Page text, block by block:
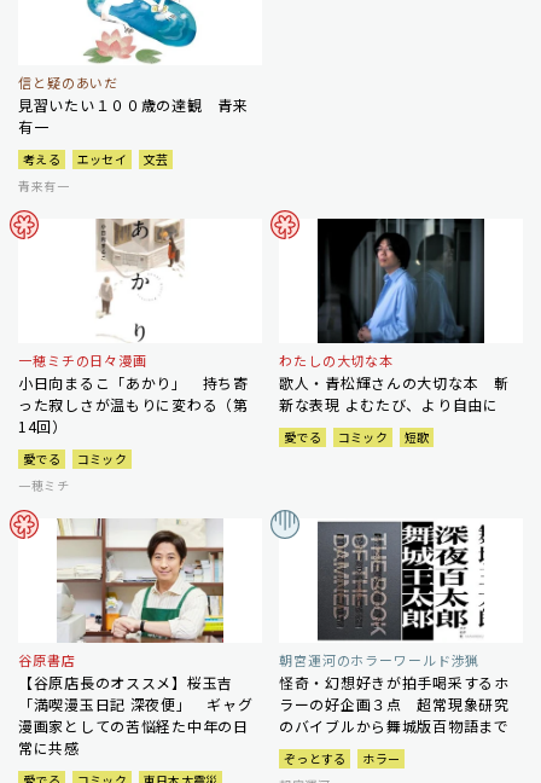
信と疑のあいだ
見習いたい１００歳の達観 青来
有一
考える エッセイ
文芸
青来有一
一穂ミチの日々漫画
小日向まるこ「あかり」 持ち寄
った寂しさが温もりに変わる（第
14回）
愛でる
コミック
一穂ミチ
わたしの大切な本
歌人・青松輝さんの大切な本 斬
新な表現 よむたび、より自由に
愛でる コミック 短歌
谷原書店
【谷原店長のオススメ】桜玉吉
「満喫漫玉日記 深夜便」 ギャグ
漫画家としての苦悩経た中年の日
常に共感
朝宮運河のホラーワールド渉猟
怪奇・幻想好きが拍手喝采するホ
ラーの好企画３点 超常現象研究
のバイブルから舞城版百物語まで
ぞっとする
ホラー